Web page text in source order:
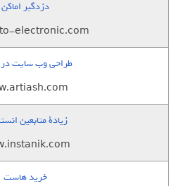
دزدگیر اماکن
electronic.com
طراحی وب سایت در
زيادة متابعين
خرید هاست